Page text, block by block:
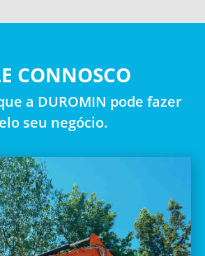
CONNOSCO
a DUROMIN pode fazer
seu negócio.